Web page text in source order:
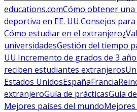
educations.comCómo obtener una
deportiva en EE. UU.Consejos
Cómo estudiar en el extranjero
universidadesGestión del tiempo
UU.Incremento de grados de 3
reciben estudiantes extranjeros
Estados UnidosEspañaFrancia
extranjeroGuía de prácticasGuía
Mejores países del mundo